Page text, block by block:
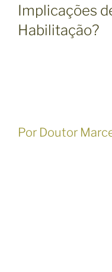
Implicações
Habilitação?
Por Doutor